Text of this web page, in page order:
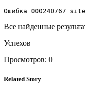
Ошибка 000240767
Все найденные
Успехов
Просмотров: 0
Related Story